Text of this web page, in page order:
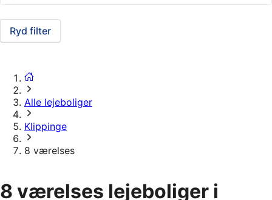
Ryd filter
Alle lejeboliger
Klippinge
8 værelses
8 værelses lejeboliger i